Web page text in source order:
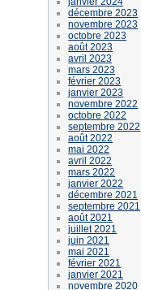
décembre 2023
novembre 2023
octobre 2023
août 2023
avril 2023
mars 2023
février 2023
janvier 2023
novembre 2022
octobre 2022
septembre 2022
août 2022
mai 2022
avril 2022
mars 2022
janvier 2022
décembre 2021
septembre 2021
août 2021
juillet 2021
juin 2021
mai 2021
février 2021
janvier 2021
novembre 2020